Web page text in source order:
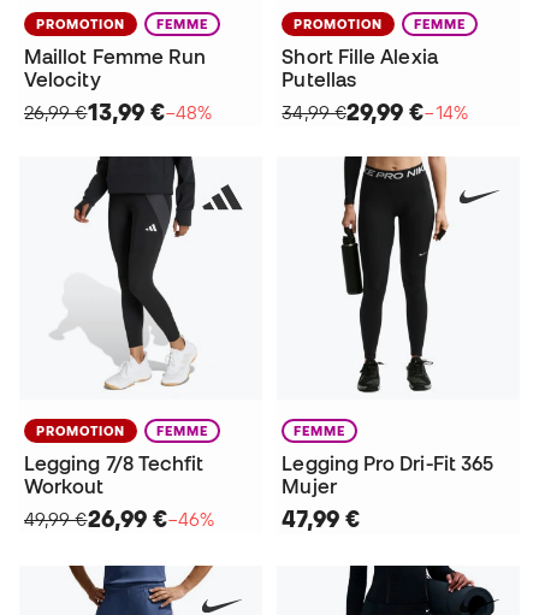
PROMOTION FEMME
Maillot Femme Run
Velocity
26,99 €13,99 €−48%
PROMOTION FEMME
Short Fille Alexia
Putellas
34,99 €29,99 €−14%
PROMOTION FEMME
Legging 7/8 Techfit
Workout
49,99 €26,99 €−46%
FEMME
Legging Pro Dri-Fit 365
Mujer
47,99 €